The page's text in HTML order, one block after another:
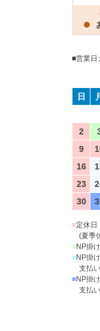
■営業日
日
2
9
16
23
30
■定休日
(夏季
■NP掛
■NP掛
支払い
■NP掛
支払い